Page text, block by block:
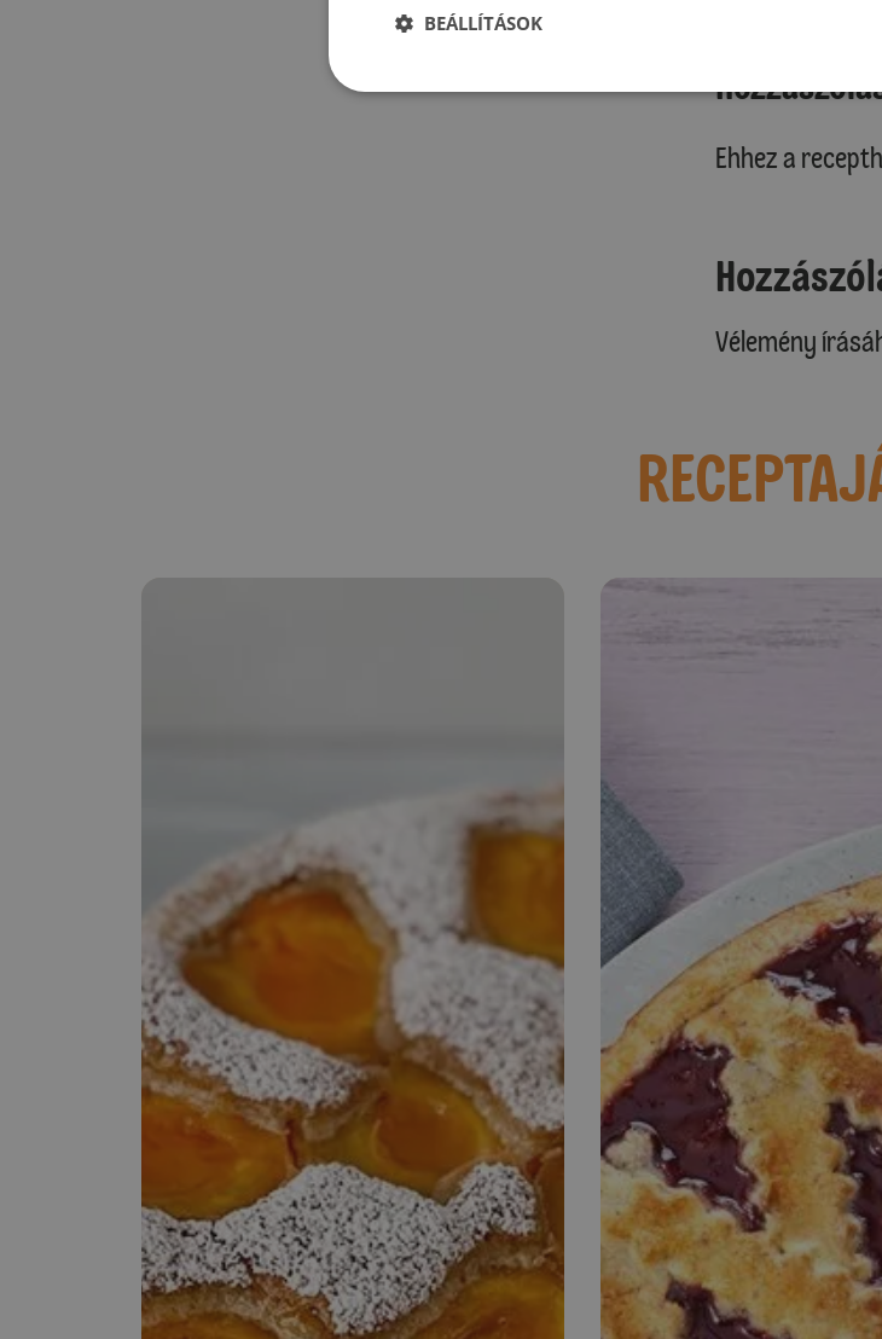
Ehhez a
Vélemény
BEÁLLÍTÁSOK